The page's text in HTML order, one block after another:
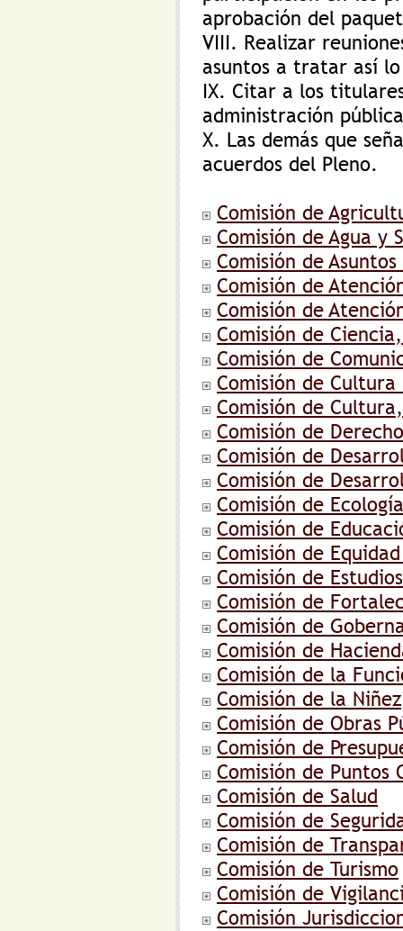
aprobación del
VIII. Realizar
asuntos a tratar así
IX. Citar a los
administración
X. Las demás que
acuerdos del Pleno.
Comisión de
Comisión de Agua y
Comisión de
Comisión de
Comisión de
Comisión de
Comisión de
Comisión de
Comisión de
Comisión de
Comisión de
Comisión de
Comisión de
Comisión de
Comisión de
Comisión de
Comisión de
Comisión de
Comisión de
Comisión de la
Comisión de la
Comisión de Obras
Comisión de
Comisión de Puntos
Comisión de Salud
Comisión de
Comisión de
Comisión de Turismo
Comisión de
Comisión